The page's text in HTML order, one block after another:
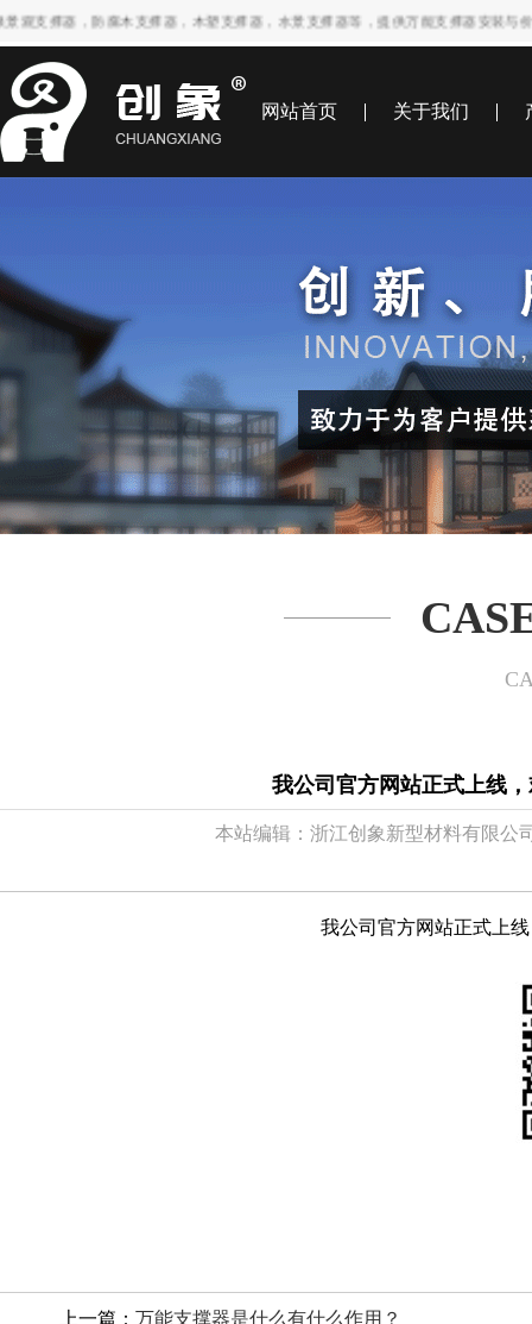
撑器，防腐木支撑器，木塑支撑器，水景支撑器等，提供万能支撑器安装与价
网站首页 关于我们
我公司官方网站正式上线
本站编辑：浙江创象新型材料有限公
我公司官方网站正式上
上一篇： 万能支撑器是什么有什么作用？